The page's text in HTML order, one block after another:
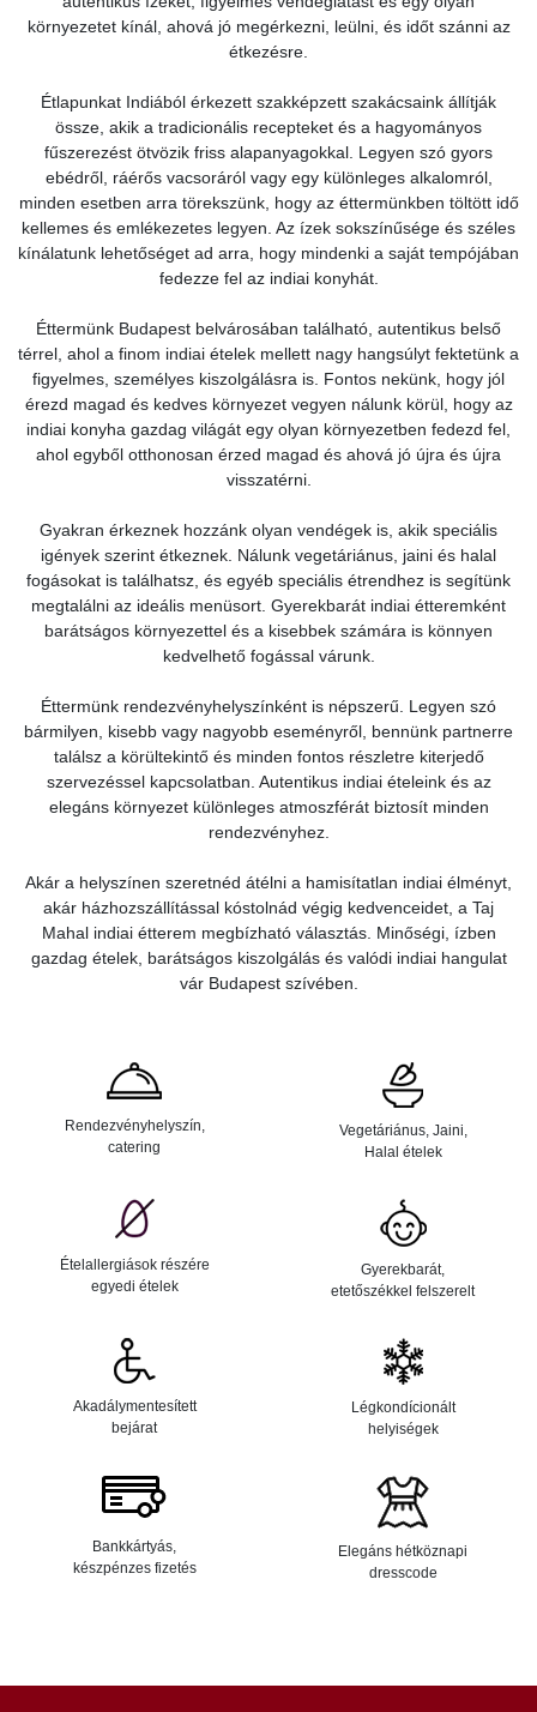
környezetet kínál, ahová jó megérkezni, leülni, és időt szánni az
étkezésre.
Étlapunkat Indiából érkezett szakképzett szakácsaink állítják
össze, akik a tradicionális recepteket és a hagyományos
fűszerezést ötvözik friss alapanyagokkal. Legyen szó gyors
ebédről, ráérős vacsoráról vagy egy különleges alkalomról,
minden esetben arra törekszünk, hogy az éttermünkben töltött idő
kellemes és emlékezetes legyen. Az ízek sokszínűsége és széles
kínálatunk lehetőséget ad arra, hogy mindenki a saját tempójában
fedezze fel az indiai konyhát.
Éttermünk Budapest belvárosában található, autentikus belső
térrel, ahol a finom indiai ételek mellett nagy hangsúlyt fektetünk a
figyelmes, személyes kiszolgálásra is. Fontos nekünk, hogy jól
érezd magad és kedves környezet vegyen nálunk körül, hogy az
indiai konyha gazdag világát egy olyan környezetben fedezd fel,
ahol egyből otthonosan érzed magad és ahová jó újra és újra
visszatérni.
Gyakran érkeznek hozzánk olyan vendégek is, akik speciális
igények szerint étkeznek. Nálunk vegetáriánus, jaini és halal
fogásokat is találhatsz, és egyéb speciális étrendhez is segítünk
megtalálni az ideális menüsort. Gyerekbarát indiai étteremként
barátságos környezettel és a kisebbek számára is könnyen
kedvelhető fogással várunk.
Éttermünk rendezvényhelyszínként is népszerű. Legyen szó
bármilyen, kisebb vagy nagyobb eseményről, bennünk partnerre
találsz a körültekintő és minden fontos részletre kiterjedő
szervezéssel kapcsolatban. Autentikus indiai ételeink és az
elegáns környezet különleges atmoszférát biztosít minden
rendezvényhez.
Akár a helyszínen szeretnéd átélni a hamisítatlan indiai élményt,
akár házhozszállítással kóstolnád végig kedvenceidet, a Taj
Mahal indiai étterem megbízható választás. Minőségi, ízben
gazdag ételek, barátságos kiszolgálás és valódi indiai hangulat
vár Budapest szívében.
Rendezvényhelyszín,
catering
Vegetáriánus, Jaini,
Halal ételek
Ételallergiások részére
egyedi ételek
Gyerekbarát,
etetőszékkel felszerelt
Akadálymentesített
bejárat
Légkondícionált
helyiségek
Bankkártyás,
készpénzes fizetés
Elegáns hétköznapi
dresscode